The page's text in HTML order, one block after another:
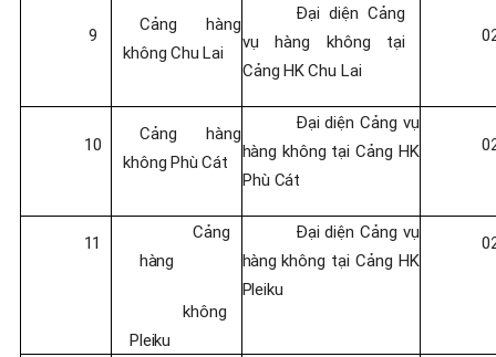
9
Cảng hàng
không Chu Lai
Đại diện Cảng
vụ hàng không
tại
Cảng HKChuLai
10
Cảng hàng
không Phù Cát
Đại diện Cảng vụ
hàng không tại Cảng HK
Phù Cát
11
Cảng
hàng
không
Pleiku
Đại diện Cảng vụ
hàngkhông tại Cảng HK
Pleiku